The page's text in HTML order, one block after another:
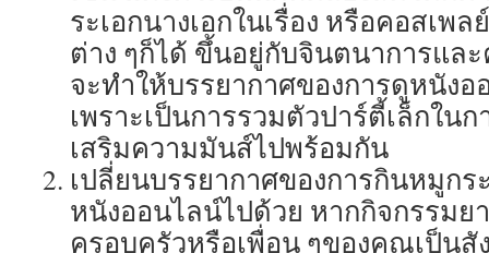
ระเอกนางเอกในเรื่อง หรือคอสเพ
ต่าง ๆก็ได้ ขึ้นอยู่กับจินตนาการแล
จะทำให้บรรยากาศของการดูหนังอ
เพราะเป็นการรวมตัวปาร์ตี้เล็กใน
เสริมความมันส์ไปพร้อมกัน
เปลี่ยนบรรยากาศของการกินหมูก
หนังออนไลน์ไปด้วย หากกิจกรรมย
ครอบครัวหรือเพื่อน ๆของคุณเป็นสั